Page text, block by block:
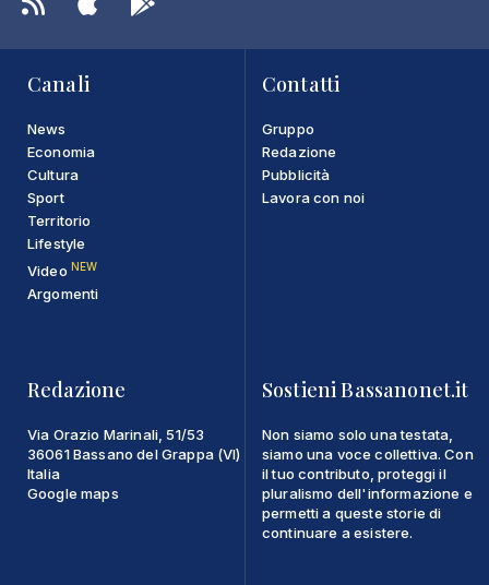
Canali
News
Economia
Cultura
Sport
Territorio
Lifestyle
Video NEW
Argomenti
Contatti
Gruppo
Redazione
Pubblicità
Lavora con noi
Redazione
Via Orazio Marinali, 51/53
36061 Bassano del Grappa (VI)
Italia
Google maps
Sostieni Bassanonet.it
Non siamo solo una testata,
siamo una voce collettiva. Con
il tuo contributo, proteggi il
pluralismo dell'informazione e
permetti a queste storie di
continuare a esistere.